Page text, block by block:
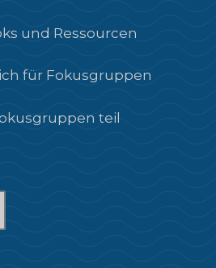
und Ressourcen
für Fokusgruppen
teil